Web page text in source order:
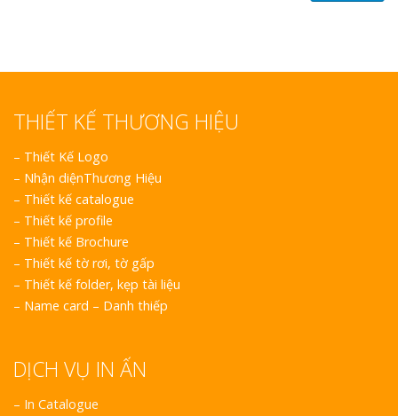
THIẾT KẾ THƯƠNG HIỆU
– Thiết Kế Logo
– Nhận diệnThương Hiệu
– Thiết kế catalogue
– Thiết kế profile
– Thiết kế Brochure
– Thiết kế tờ rơi, tờ gấp
– Thiết kế folder, kẹp tài liệu
– Name card – Danh thiếp
DỊCH VỤ IN ẤN
– In Catalogue